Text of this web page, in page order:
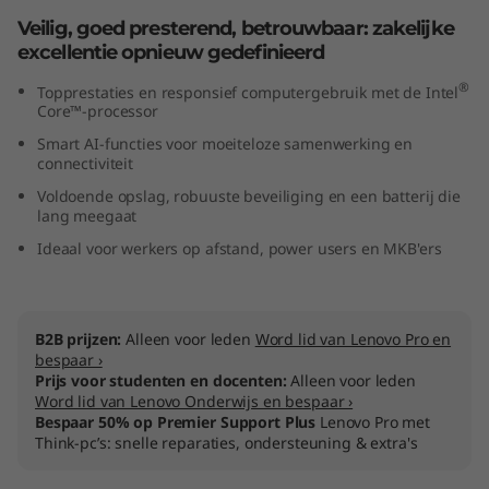
e
Veilig, goed presterend, betrouwbaar: zakelijke
excellentie opnieuw gedefinieerd
Topprestaties en responsief computergebruik met de Intel®
Core™-processor
Smart AI-functies voor moeiteloze samenwerking en
connectiviteit
Voldoende opslag, robuuste beveiliging en een batterij die
lang meegaat
Ideaal voor werkers op afstand, power users en MKB'ers
B2B prijzen:Alleen voor leden Word lid van Lenovo Pro en
bespaar ›
Prijs voor studenten en docenten:Alleen voor leden
Word lid van Lenovo Onderwijs en bespaar ›
Bespaar 50% op Premier Support Plus Lenovo Pro met
Think-pc’s: snelle reparaties, ondersteuning & extra's